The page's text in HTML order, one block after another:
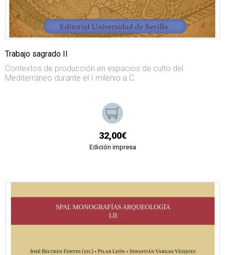
Trabajo sagrado II
Contextos de producción en espacios de culto del
Mediterráneo durante el I milenio a.C.
32,00€
Edición impresa